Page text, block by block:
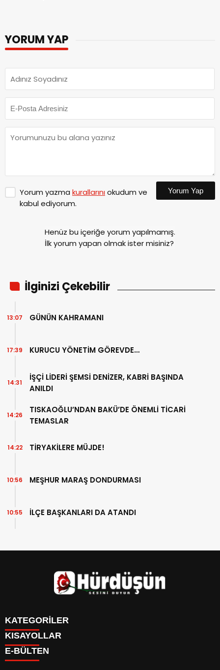
YORUM YAP
Yorum yazma kurallarınıokudum ve
kabul ediyorum.
Yorum Yap
Henüz bu içeriğe yorum yapılmamış.
İlk yorum yapan olmak ister misiniz?
İlginizi Çekebilir
GÜNÜN KAHRAMANI
13:07
KURUCU YÖNETİM GÖREVDE…
17:39
İŞÇİ LİDERİ ŞEMSİ DENİZER, KABRİ BAŞINDA
ANILDI
14:31
TISKAOĞLU’NDAN BAKÜ’DE ÖNEMLİ TİCARİ
TEMASLAR
14:26
TİRYAKİLERE MÜJDE!
14:22
MEŞHUR MARAŞ DONDURMASI
10:56
İLÇE BAŞKANLARI DA ATANDI
10:55
KATEGORİLER
DÜNYA
EĞİTİM
KISAYOLLAR
DÜNYA
E-BÜLTEN